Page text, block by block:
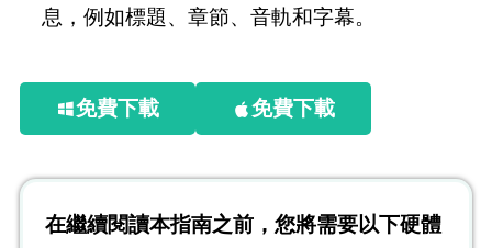
息，例如標題、章節、音軌和字幕。
免費下載 免費下載
在繼續閱讀本指南之前，您將需要以下硬體